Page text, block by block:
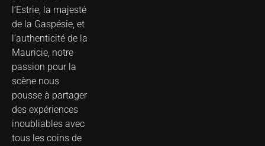
l’Estrie, la majesté
de la Gaspésie, et
l’authenticité de la
Mauricie, notre
passion pour la
scène nous
pousse à partager
des expériences
inoubliables avec
tous les coins de